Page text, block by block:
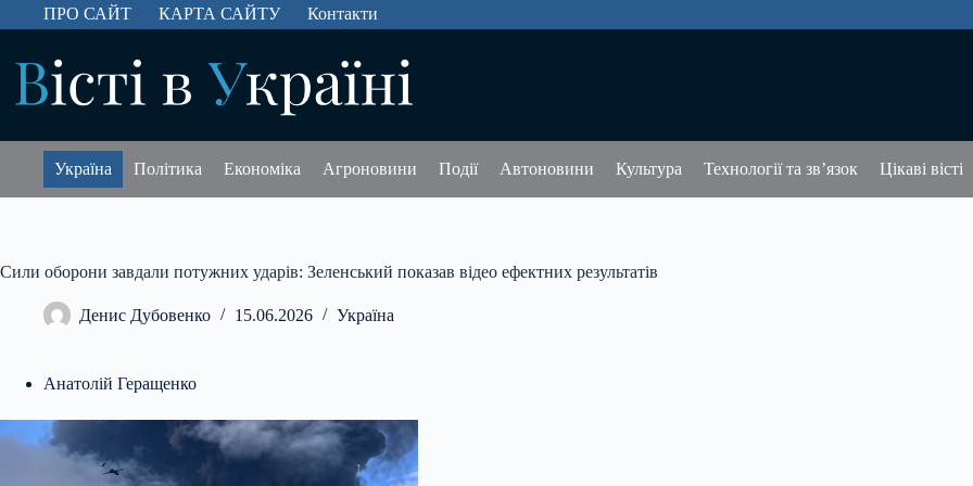
Перейти
до
ПРО САЙТ КАРТА САЙТУ Контакти
Україна Політика Економіка Агроновини Події Автоновини Культура Технології та зв’язок Цікаві вісті
Сили оборони завдали потужних ударів: Зеленський показав відео ефектних результатів
Денис Дубовенко 15.06.2026 Україна
Анатолій Геращенко